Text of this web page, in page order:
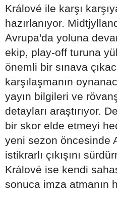
Králové ile karşı
hazırlanıyor.
Avrupa'da yoluna
ekip, play-off turuna
önemli bir sınava
karşılaşmanın
yayın bilgileri ve
detayları araştırıyor.
bir skor elde etmeyi
yeni sezon öncesinde
istikrarlı çıkışını
Králové ise kendi
sonuca imza atmanın